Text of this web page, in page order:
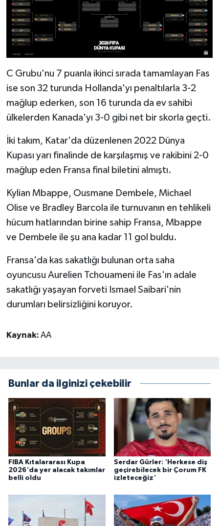
C Grubu'nu 7 puanla ikinci sırada tamamlayan Fas
ise son 32 turunda Hollanda'yı penaltılarla 3-2
mağlup ederken, son 16 turunda da ev sahibi
ülkelerden Kanada'yı 3-0 gibi net bir skorla geçti.
İki takım, Katar'da düzenlenen 2022 Dünya
Kupası yarı finalinde de karşılaşmış ve rakibini 2-0
mağlup eden Fransa final biletini almıştı.
Kylian Mbappe, Ousmane Dembele, Michael
Olise ve Bradley Barcola ile turnuvanın en tehlikeli
hücum hatlarından birine sahip Fransa, Mbappe
ve Dembele ile şu ana kadar 11 gol buldu.
Fransa'da kas sakatlığı bulunan orta saha
oyuncusu Aurelien Tchouameni ile Fas'ın adale
sakatlığı yaşayan forveti Ismael Saibari'nin
durumları belirsizliğini koruyor.
Kaynak: AA
Bunlar da ilginizi çekebilir
FIBA Kıtalararası Kupa
2026'da yer alacak takımlar
belli oldu
Serdar Gürler: 'Herkese diş
geçirebilecek bir Çorum FK
izleteceğiz'